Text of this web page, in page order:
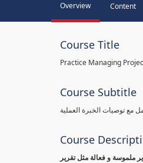
Overview Content
Course Title
Course Subtitle
مع توصيات الخبرة العملية
Course
ملموسة و فعالة مثل تقرير